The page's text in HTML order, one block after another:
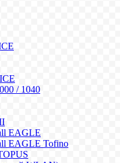
/ 1040
EAGLE
EAGLE Tofino